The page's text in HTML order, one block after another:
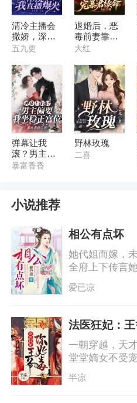
清冷主播会
撒娇，深陷
神豪修罗场
五九更
退婚后，恶
毒前妻靠宠
暴君续命
大红
弹幕让我
滚？男主偏
要我坐稳正
暴富香香
野林玫瑰
二喜
小说推荐
相公有点坏
她代姐而嫁，
全府上下传言
嘲笑谩骂冷眼
认清者自清。
用满腔温柔来
的伤痕累累，
目惊心的鲜血
她的感觉发生
死。姐姐突然
有意成全他们
爱已凉
法医狂妃：
一朝穿越，天
堂堂嫡女不受
庶妹陷害，日
初见她，他是
半凉